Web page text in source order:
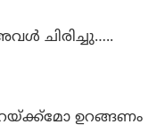
ചിരിച്ചു…..
ഉറങ്ങണം